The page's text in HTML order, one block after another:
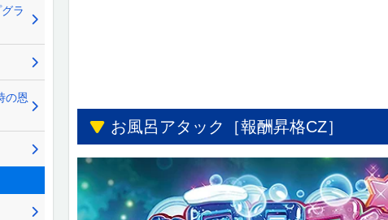
お風呂アタック［報酬昇格CZ］
ラ
の恩